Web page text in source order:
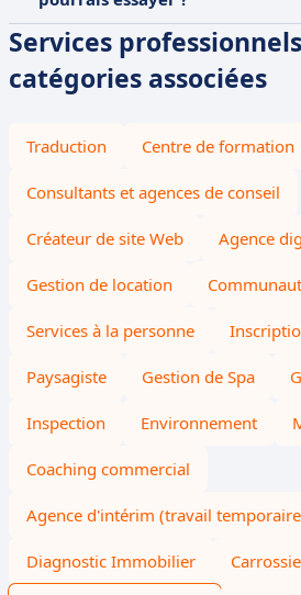
Services
catégories associées
Traduction Centre de formation
Consultants et agences de conseil
Créateur de site Web Agence
Gestion de location
Services à la personne
Paysagiste Gestion de Spa
Inspection Environnement
Coaching commercial
Agence d'intérim (travail
Diagnostic Immobilier